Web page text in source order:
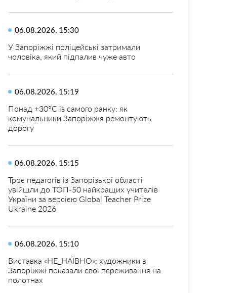
06.08.2026, 15:30
У Запоріжжі поліцейські затримали
чоловіка, який підпалив чуже авто
06.08.2026, 15:19
Понад +30°C із самого ранку: як
комунальники Запоріжжя ремонтують
дорогу
06.08.2026, 15:15
Троє педагогів із Запорізької області
увійшли до ТОП-50 найкращих учителів
України за версією Global Teacher Prize
Ukraine 2026
06.08.2026, 15:10
Виставка «НЕ_НАЇВНО»: художники в
Запоріжжі показали свої переживання на
полотнах